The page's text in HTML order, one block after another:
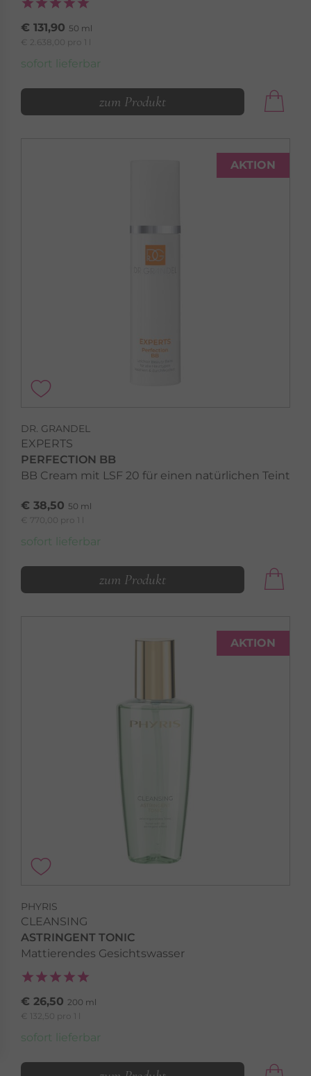
€ 131,90 50 ml
€ 2.638,00 pro 1 l
sofort lieferbar
zum Produkt
AKTION
DR. GRANDEL
EXPERTS
PERFECTION BB
BB Cream mit LSF 20 für einen natürlichen Teint
€ 38,50 50 ml
€ 770,00 pro 1 l
sofort lieferbar
zum Produkt
AKTION
PHYRIS
CLEANSING
ASTRINGENT TONIC
Mattierendes Gesichtswasser
€ 26,50 200 ml
€ 132,50 pro 1 l
sofort lieferbar